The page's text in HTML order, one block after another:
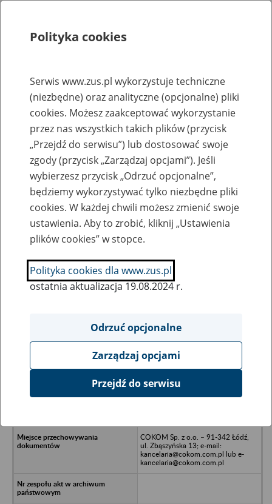
Rejestry, ewidencje i archiwa
Baza zlikwidowanych lub
przekształconych zakładów pracy
Nazwa zakładu pracy:
SZUKAJ
Ukryj wszystkie pozycje bazy
Przedsiębiorstwo Zagraniczne
COKOM Sp. z o.o. – 91-342 Łódź,
ul. Zbąszyńska 13; e-mail:
kancelaria@cokom.com.pl lub e-
kancelaria@cokom.com.pl
Polityka cookies
Serwis www.zus.pl wykorzystuje techniczne
(niezbędne) oraz analityczne (opcjonalne) pliki
cookies. Możesz zaakceptować wykorzystanie
przez nas wszystkich takich plików (przycisk
„Przejdź do serwisu”) lub dostosować swoje
zgody (przycisk „Zarządzaj opcjami”). Jeśli
wybierzesz przycisk „Odrzuć opcjonalne”,
będziemy wykorzystywać tylko niezbędne pliki
cookies. W każdej chwili możesz zmienić swoje
ustawienia. Aby to zrobić, kliknij „Ustawienia
plików cookies” w stopce.
Polityka cookies dla www.zus.pl
ostatnia aktualizacja 19.08.2024 r.
Odrzuć opcjonalne
Zarządzaj opcjami
Przejdź do serwisu